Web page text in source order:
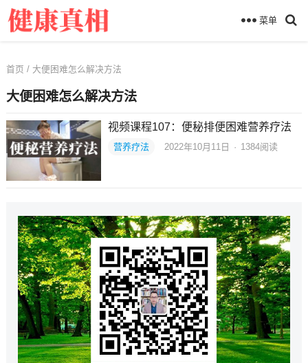
菜单
首页 / 大便困难怎么解决方法
大便困难怎么解决方法
视频课程107：便秘排便困难营养疗法
营养疗法 2022年10月11日 · 1384阅读